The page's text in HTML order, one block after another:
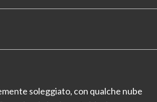
soleggiato, con qualche nube